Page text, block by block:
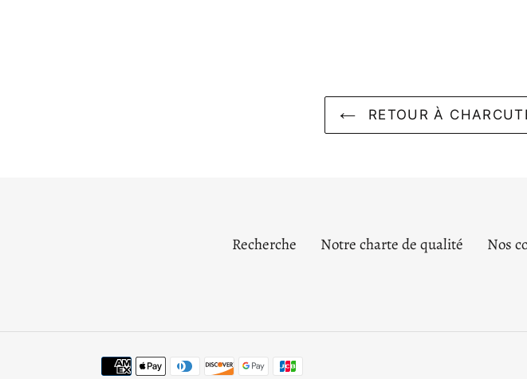
RETOUR À
Recherche Notre charte de qualité Nos
Moyens